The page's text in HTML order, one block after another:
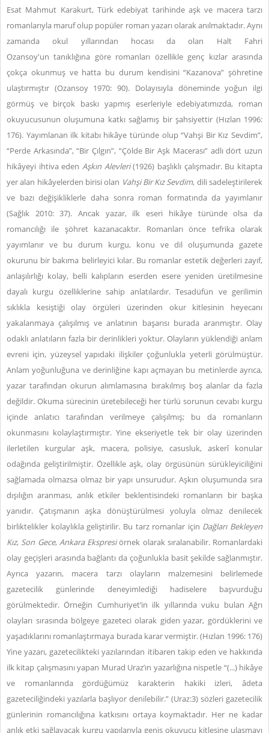
Esat Mahmut Karakurt, Türk edebiyat tarihinde aşk ve macera tarzı
romanlarıyla maruf olup popüler roman yazarı olarak anılmaktadır. Aynı
zamanda okul yıllarından hocası da olan Halt Fahri
Ozansoy'un tanıklığına göre romanları özellikle genç kızlar arasında
çokça okunmuş ve hatta bu durum kendisini “Kazanova” şöhretine
ulaştırmıştır (Ozansoy 1970: 90). Dolayısıyla döneminde yoğun ilgi
görmüş ve birçok baskı yapmış eserleriyle edebiyatımızda, roman
okuyucusunun oluşumuna katkı sağlamış bir şahsiyettir (Hızlan 1996:
176). Yayımlanan ilk kitabı hikâye türünde olup “Vahşi Bir Kız Sevdim”,
“Perde Arkasında”, “Bir Çılgın”, “Çölde Bir Aşk Macerası” adlı dört uzun
hikâyeyi ihtiva eden Aşkın Alevleri(1926) başlıklı çalışmadır. Bu kitapta
yer alan hikâyelerden birisi olan Vahşi Bir Kız Sevdim, dili sadeleştirilerek
ve bazı değişikliklerle daha sonra roman formatında da yayımlanır
(Sağlık 2010: 37). Ancak yazar, ilk eseri hikâye türünde olsa da
romancılığı ile şöhret kazanacaktır. Romanları önce tefrika olarak
yayımlanır ve bu durum kurgu, konu ve dil oluşumunda gazete
okurunu bir bakıma belirleyici kılar. Bu romanlar estetik değerleri zayıf,
anlaşılırlığı kolay, belli kalıpların eserden esere yeniden üretilmesine
dayalı kurgu özelliklerine sahip anlatılardır. Tesadüfün ve gerilimin
sıklıkla kesiştiği olay örgüleri üzerinden okur kitlesinin heyecanı
yakalanmaya çalışılmış ve anlatının başarısı burada aranmıştır. Olay
odaklı anlatıların fazla bir derinlikleri yoktur. Olayların yüklendiği anlam
evreni için, yüzeysel yapıdaki ilişkiler çoğunlukla yeterli görülmüştür.
Anlam yoğunluğuna ve derinliğine kapı açmayan bu metinlerde ayrıca,
yazar tarafından okurun alımlamasına bırakılmış boş alanlar da fazla
değildir. Okuma sürecinin üretebileceği her türlü sorunun cevabı kurgu
içinde anlatıcı tarafından verilmeye çalışılmış; bu da romanların
okunmasını kolaylaştırmıştır. Yine ekseriyetle tek bir olay üzerinden
ilerletilen kurgular aşk, macera, polisiye, casusluk, askerî konular
odağında geliştirilmiştir. Özellikle aşk, olay örgüsünün sürükleyiciliğini
sağlamada olmazsa olmaz bir yapı unsurudur. Aşkın oluşumunda sıra
dışılığın aranması, anlık etkiler beklentisindeki romanların bir başka
yanıdır. Çatışmanın aşka dönüştürülmesi yoluyla olmaz denilecek
birliktelikler kolaylıkla geliştirilir. Bu tarz romanlar için Dağları Bekleyen
Kız, Son Gece, Ankara Ekspresiörnek olarak sıralanabilir. Romanlardaki
olay geçişleri arasında bağlantı da çoğunlukla basit şekilde sağlanmıştır.
Ayrıca yazarın, macera tarzı olayların malzemesini belirlemede
gazetecilik günlerinde deneyimlediği hadiselere başvurduğu
görülmektedir. Örneğin Cumhuriyet’in ilk yıllarında vuku bulan Ağrı
olayları sırasında bölgeye gazeteci olarak giden yazar, gördüklerini ve
yaşadıklarını romanlaştırmaya burada karar vermiştir. (Hızlan 1996: 176)
Yine yazarı, gazetecilikteki yazılarından itibaren takip eden ve hakkında
ilk kitap çalışmasını yapan Murad Uraz’ın yazarlığına nispetle “(...) hikâye
ve romanlarında gördüğümüz karakterin hakiki izleri, âdeta
gazeteciliğindeki yazılarla başlıyor denilebilir.” (Uraz:3) sözleri gazetecilik
günlerinin romancılığına katkısını ortaya koymaktadır. Her ne kadar
anlık etki sağlayacak kurgu yapılarıyla geniş okuyucu kitlesine ulaşmayı